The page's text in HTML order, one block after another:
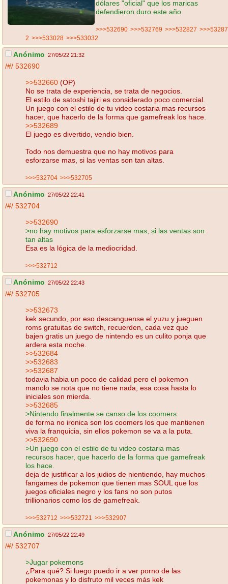
dólares "oficial" que los maricas
defendieron duro este año
>>>532690 >>>532769 >>>532827 >>>53287
2 >>>533028 >>>533032
Anónimo 27/05/22 21:32
/#/ 532690
>>532660 (OP)
No se trata de experiencia, se trata de negocios.
El estilo de satoshi tajiri es considerado poco comercial.
Un juego con el estilo de tu video costaria mas recursos
hacer, que hacerlo de la forma que gamefreak los hace.
>>532689
El juego es divertido, vendio bien.
Todo nos demuestra que no hay motivos para
esforzarse mas, si las ventas son tan altas.
>>>532704 >>>532705
Anónimo 27/05/22 22:41
/#/ 532704
>>532690
>no hay motivos para esforzarse mas, si las ventas son
tan altas
Esa es la lógica de la mediocridad.
>>>532712
Anónimo 27/05/22 22:43
/#/ 532705
>>532673
kek secundo, por eso descanguense el yuzu y jueguen
roms gratuitas de switch, recuerden, cada vez que
bajen gratis un juego de nintendo es un culito ponja que
ardera esta noche.
>>532684
>>532683
>>532687
todavia habia un poco de calidad pero el pokemon
manolo se nota que no tiene nada, esa cosa hasta lo
iniciales son mierda.
>>532685
>Nintendo finalmente se canso de los coomers.
de forma no ironica son los coomers los que mantienen
viva la franquicia, sin ellos pokemon se va a la puta.
>>532690
>Un juego con el estilo de tu video costaria mas
recursos hacer, que hacerlo de la forma que gamefreak
los hace.
deja de justificar a los judios de nientiendo, hay muchos
fangames de pokemon que tienen mas SOUL que los
juegos oficiales negro y los fans no son putos
trillionarios como los de gamefreak.
>>>532712 >>>532721 >>>532907
Anónimo 27/05/22 22:49
/#/ 532707
>Jugar pokemons
¿Para qué? Si luego puedo ir a ver porno de las
pokemonas y lo disfruto mil veces más kek